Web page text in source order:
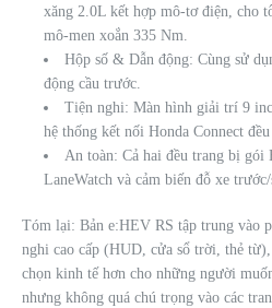
xăng 2.0L kết hợp mô-tơ điện, cho
mô-men xoắn 335 Nm.
Hộp số & Dẫn động: Cùng sử
động cầu trước.
Tiện nghi: Màn hình giải trí 9
hệ thống kết nối Honda Connect
An toàn: Cả hai đều trang bị gói
LaneWatch và cảm biến đỗ xe trước/
Tóm lại: Bản e:HEV RS tập trung vào
nghi cao cấp (HUD, cửa sổ trời, thẻ
chọn kinh tế hơn cho những người
nhưng không quá chú trọng vào các